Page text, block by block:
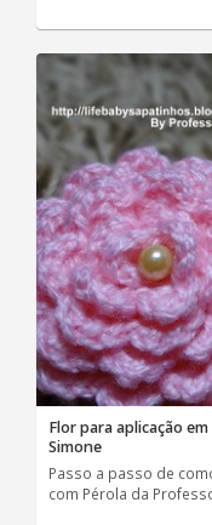
Flor para aplicação
Simone
Passo a passo de
com Pérola da